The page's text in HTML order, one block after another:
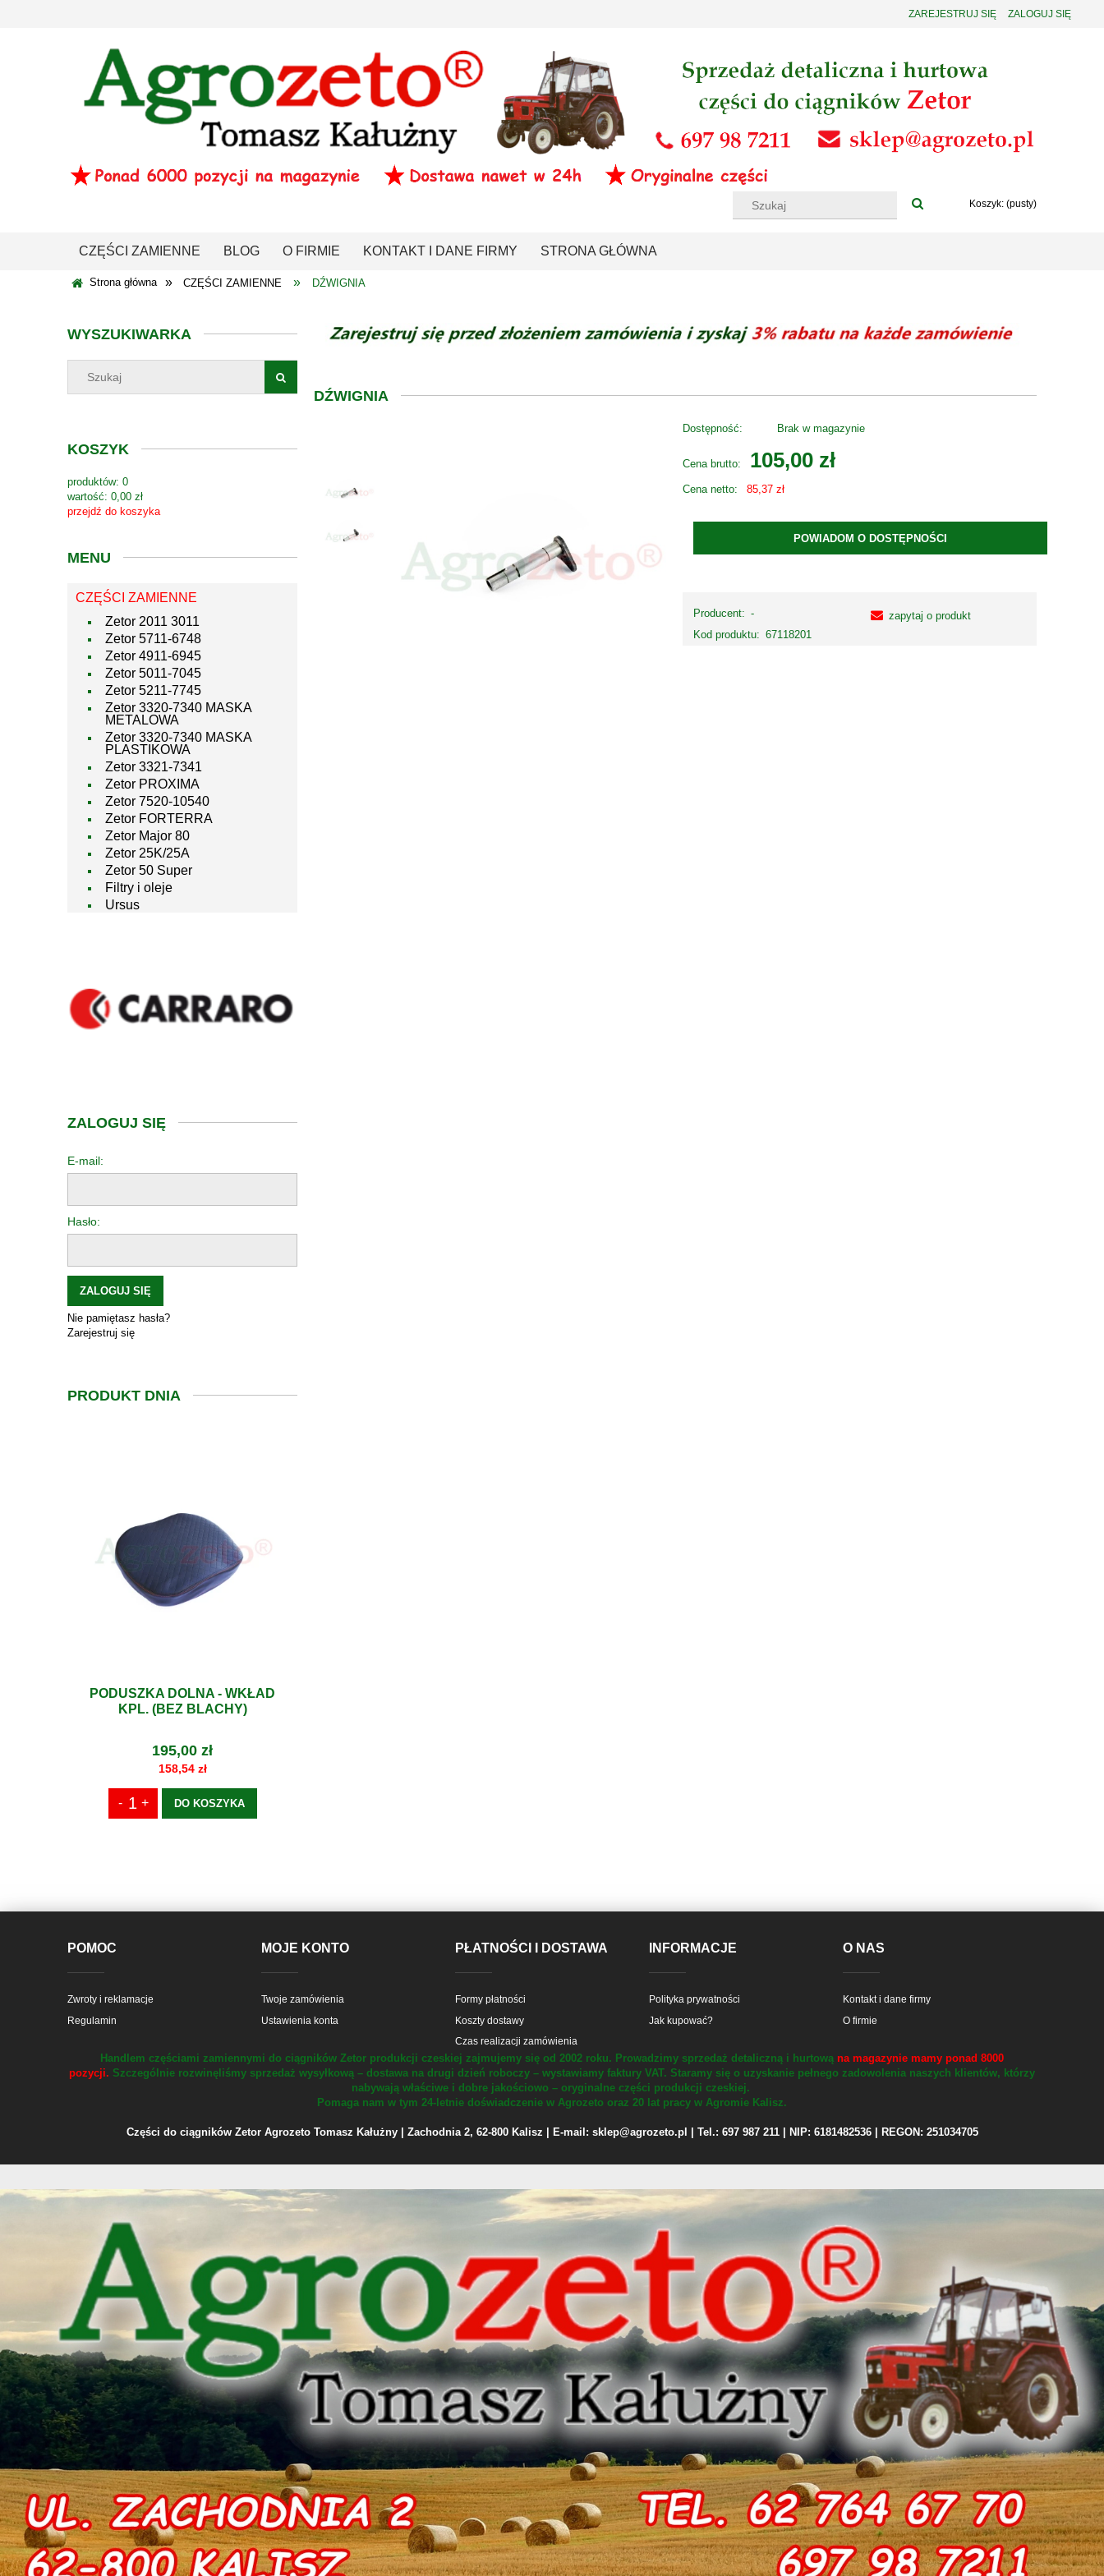
ZAREJESTRUJ SIĘ ZALOGUJ SIĘ
Koszyk: (pusty)
CZĘŚCI ZAMIENNE BLOG O FIRMIE KONTAKT I DANE FIRMY STRONA GŁÓWNA
Strona główna » CZĘŚCI ZAMIENNE » DŹWIGNIA
WYSZUKIWARKA
KOSZYK
produktów: 0
wartość: 0,00 zł
przejdź do koszyka
MENU
CZĘŚCI ZAMIENNE
Zetor 2011 3011
Zetor 5711-6748
Zetor 4911-6945
Zetor 5011-7045
Zetor 5211-7745
Zetor 3320-7340 MASKA
METALOWA
Zetor 3320-7340 MASKA
PLASTIKOWA
Zetor 3321-7341
Zetor PROXIMA
Zetor 7520-10540
Zetor FORTERRA
Zetor Major 80
Zetor 25K/25A
Zetor 50 Super
Filtry i oleje
Ursus
ZALOGUJ SIĘ
E-mail:
Hasło:
ZALOGUJ SIĘ
Nie pamiętasz hasła?
Zarejestruj się
PRODUKT DNIA
PODUSZKA DOLNA - WKŁAD
KPL. (BEZ BLACHY)
195,00 zł
158,54 zł
DO KOSZYKA
DŹWIGNIA
Dostępność: Brak w magazynie
Cena brutto: 105,00 zł
Cena netto: 85,37 zł
POWIADOM O DOSTĘPNOŚCI
Producent: -
Kod produktu: 67118201
zapytaj o produkt
POMOC
Zwroty i reklamacje
Regulamin
MOJE KONTO
Twoje zamówienia
Ustawienia konta
PŁATNOŚCI I DOSTAWA
Formy płatności
Koszty dostawy
Czas realizacji zamówienia
INFORMACJE
Polityka prywatności
Jak kupować?
O NAS
Kontakt i dane firmy
O firmie
Handlem częściami zamiennymi do ciągników Zetor produkcji czeskiej zajmujemy się od 2002 roku. Prowadzimy sprzedaż detaliczną i hurtową na magazynie mamy ponad 8000
pozycji. Szczególnie rozwinęliśmy sprzedaż wysyłkową – dostawa na drugi dzień roboczy – wystawiamy faktury VAT. Staramy się o uzyskanie pełnego zadowolenia naszych klientów, którzy
nabywają właściwe i dobre jakościowo – oryginalne części produkcji czeskiej.
Pomaga nam w tym 24-letnie doświadczenie w Agrozeto oraz 20 lat pracy w Agromie Kalisz.
Części do ciągników Zetor Agrozeto Tomasz Kałużny | Zachodnia 2, 62-800 Kalisz | E-mail: sklep@agrozeto.pl | Tel.: 697 987 211 | NIP: 6181482536 | REGON: 251034705